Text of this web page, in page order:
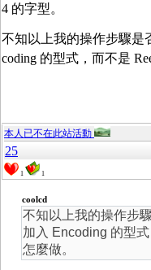
4 的字型。
不知以上我的操作步驟是
coding 的型式，而不是
本人已不在此站活動
25
1 1
coolcd
不知以上我的操作步
加入 Encoding 的型
怎麼做。